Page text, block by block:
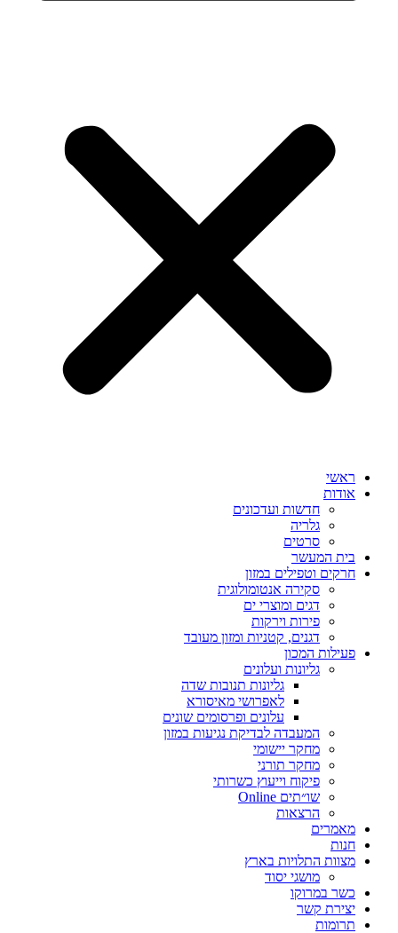
ראשי
אודות
חדשות ועדכונים
גלריה
סרטים
בית המעשר
חרקים וטפילים במזון
סקירה אנטומולוגית
דגים ומוצרי ים
פירות וירקות
דגנים, קטניות ומזון מעובד
פעילות המכון
גליונות ועלונים
גליונות תנובות שדה
לאפרושי מאיסורא
עלונים ופרסומים שונים
המעבדה לבדיקת נגיעות במזון
מחקר יישומי
מחקר תורני
פיקוח וייעוץ כשרותי
שו״תים Online
הרצאות
מאמרים
חנות
מצוות התלויות בארץ
מושגי יסוד
כשר במרוקו
יצירת קשר
תרומות